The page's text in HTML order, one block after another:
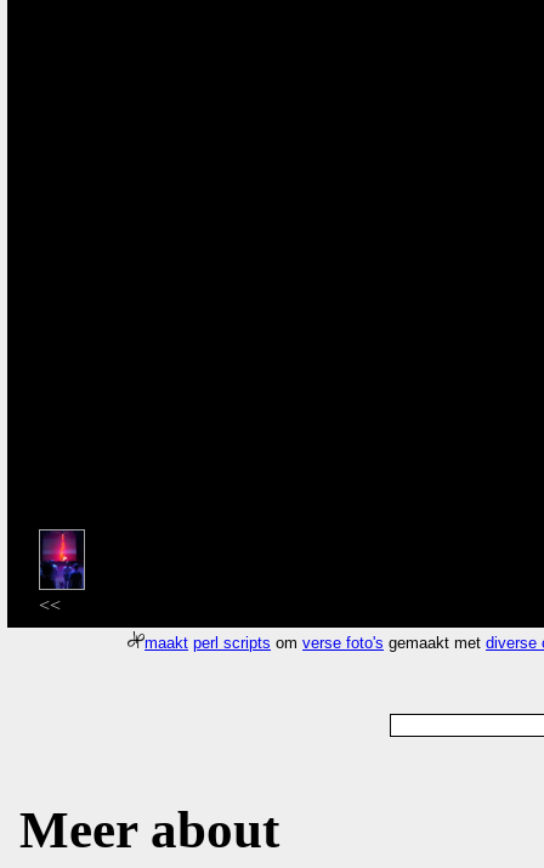
<<
maakt perl scripts omverse foto's gemaakt metdiverse
Meer about